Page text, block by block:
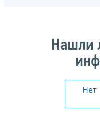
Нашли
Нет